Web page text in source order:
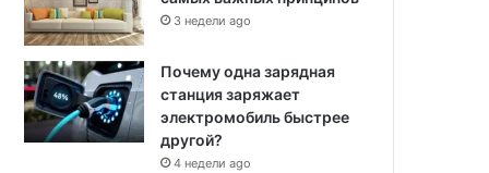
3 недели ago
Почему одна зарядная
станция заряжает
электромобиль быстрее
другой?
4 недели ago